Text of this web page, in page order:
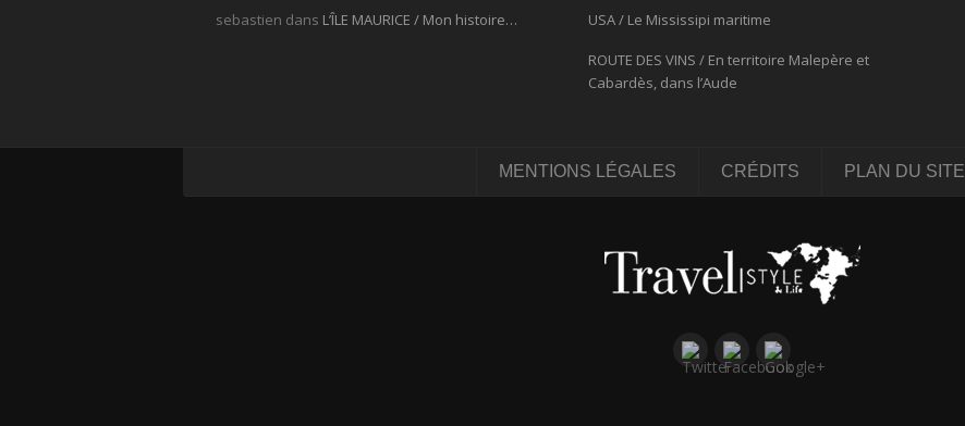
sebastien dans L’ÎLE MAURICE / Mon histoire… USA / Le Mississipi maritime
ROUTE DES VINS / En territoire Malepère et
Cabardès, dans l’Aude
MENTIONS LÉGALES CRÉDITS PLAN DU SITE